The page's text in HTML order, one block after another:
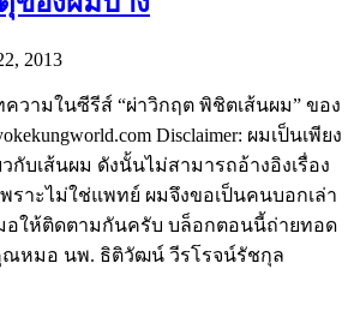
2013
วามในซีรีส์ “ผ่าวิกฤต พิชิตเส้นผม” ของ
Disclaimer: ผมเป็นเพียง
กับเส้นผม ดังนั้นไม่สามารถอ้างอิงเรื่อง
ราะไม่ใช่แพทย์ ผมจึงขอเป็นคนบอกเล่า
ให้ติดตามกันครับ บล็อกตอนนี้ถ่ายทอด
ณหมอ นพ. ธิติวัฒน์ วีรโรจน์รัชกุล